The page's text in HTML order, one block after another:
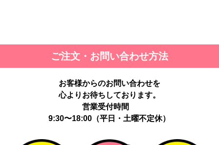
ご注文・お問い合わせ方法
お客様からのお問い合わせを
心よりお待ちしております。
営業受付時間
9:30〜18:00（平日・土曜不定休）